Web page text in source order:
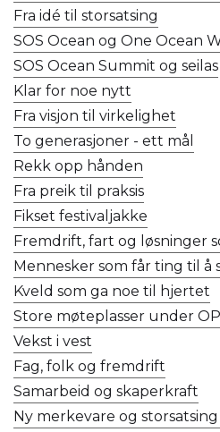
Fra idé til storsatsing
SOS Ocean og One Ocean
SOS Ocean Summit og seilas
Klar for noe nytt
Fra visjon til virkelighet
To generasjoner - ett mål
Rekk opp hånden
Fra preik til praksis
Fikset festivaljakke
Fremdrift, fart og løsninger
Mennesker som får ting til å
Kveld som ga noe til hjertet
Store møteplasser under
Vekst i vest
Fag, folk og fremdrift
Samarbeid og skaperkraft
Ny merkevare og